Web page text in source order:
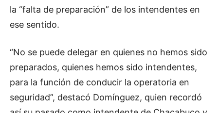
la “falta de preparación” de los intendentes en
ese sentido.
“No se puede delegar en quienes no hemos sido
preparados, quienes hemos sido intendentes,
para la función de conducir la operatoria en
seguridad”, destacó Domínguez, quien recordó